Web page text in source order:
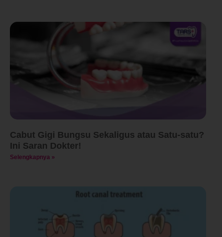
Cabut Gigi Bungsu Sekaligus atau Satu-satu?
Ini Saran Dokter!
Selengkapnya »